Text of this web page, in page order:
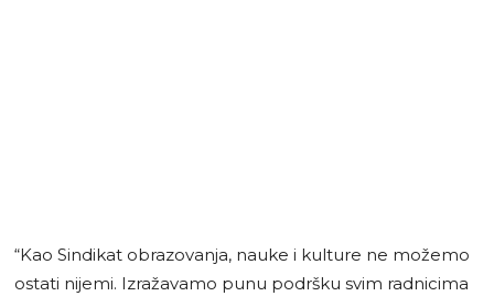
“Kao Sindikat obrazovanja, nauke i kulture ne možemo
ostati nijemi. Izražavamo punu podršku svim radnicima